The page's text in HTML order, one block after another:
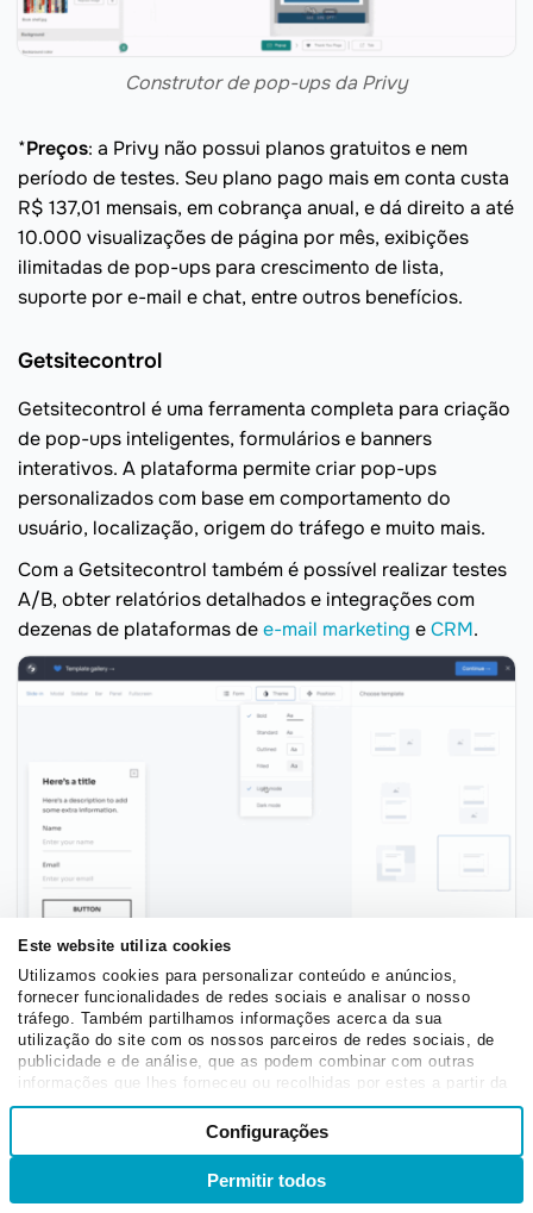
Este website utiliza cookies
Utilizamos cookies para personalizar conteúdo e anúncios,
fornecer funcionalidades de redes sociais e analisar o nosso
tráfego. Também partilhamos informações acerca da sua
utilização do site com os nossos parceiros de redes sociais, de
publicidade e de análise, que as podem combinar com outras
informações que lhes forneceu ou recolhidas por estes a partir da
sua utilização dos respetivos serviços.
Seleção
consentimento
Preferências
Configurações
Permitir todos
Construtor de pop-ups da Privy
*Preços: a Privy não possui planos gratuitos e nem
período de testes. Seu plano pago mais em conta custa
R$ 137,01 mensais, em cobrança anual, e dá direito a até
10.000 visualizações de página por mês, exibições
ilimitadas de pop-ups para crescimento de lista,
suporte por e-mail e chat, entre outros benefícios.
Getsitecontrol
Getsitecontrol é uma ferramenta completa para criação
de pop-ups inteligentes, formulários e banners
interativos. A plataforma permite criar pop-ups
personalizados com base em comportamento do
usuário, localização, origem do tráfego e muito mais.
Com a Getsitecontrol também é possível realizar testes
A/B, obter relatórios detalhados e integrações com
dezenas de plataformas dee-mail marketing eCRM.
Construtor de pop-ups da Getsitecontrol
*Preços: apesar de oferecer um plano grátis, nem todas
as funcionalidades dele mostram-se totalmente
gratuitas. Dentre os planos pagos, o mais barato custa
R$ 451,17 mensais, em cobrança anual.